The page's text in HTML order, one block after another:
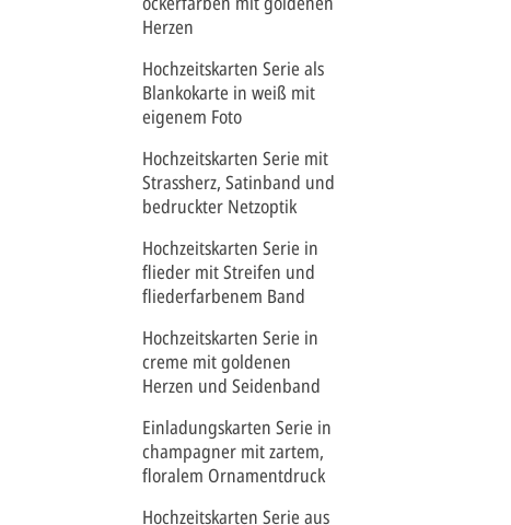
Herzen
Hochzeitskarten Serie als
Blankokarte in weiß mit
eigenem Foto
Hochzeitskarten Serie mit
Strassherz, Satinband und
bedruckter Netzoptik
Hochzeitskarten Serie in
flieder mit Streifen und
fliederfarbenem Band
Hochzeitskarten Serie in
creme mit goldenen
Herzen und Seidenband
Einladungskarten Serie in
champagner mit zartem,
floralem Ornamentdruck
Hochzeitskarten Serie aus